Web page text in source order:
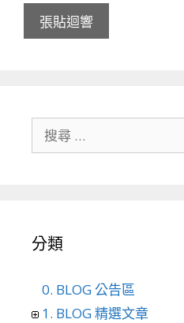
搜尋關於：
分類
0. BLOG 公告區
1. BLOG 精選文章